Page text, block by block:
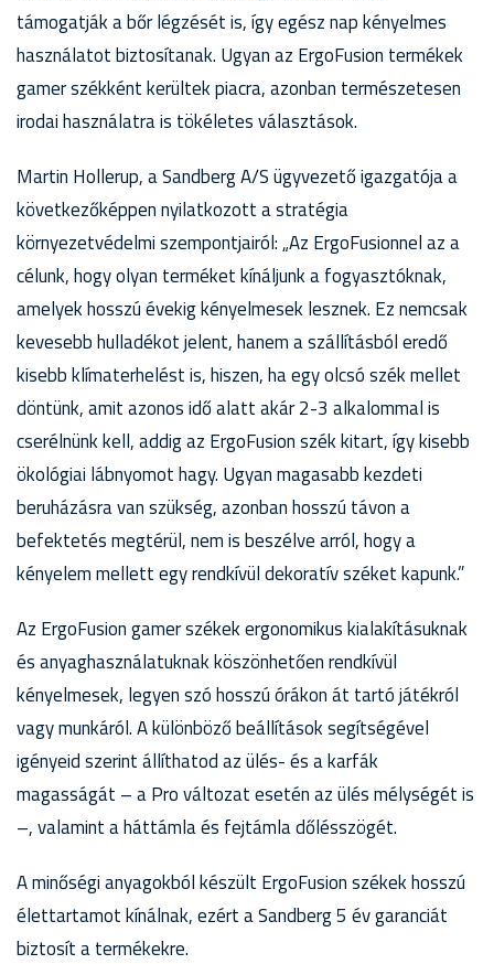
támogatják a bőr légzését is, így egész nap kényelmes
használatot biztosítanak. Ugyan az ErgoFusion termékek
gamer székként kerültek piacra, azonban természetesen
irodai használatra is tökéletes választások.
Martin Hollerup, a Sandberg A/S ügyvezető igazgatója a
következőképpen nyilatkozott a stratégia
környezetvédelmi szempontjairól: „Az ErgoFusionnel az a
célunk, hogy olyan terméket kínáljunk a fogyasztóknak,
amelyek hosszú évekig kényelmesek lesznek. Ez nemcsak
kevesebb hulladékot jelent, hanem a szállításból eredő
kisebb klímaterhelést is, hiszen, ha egy olcsó szék mellet
döntünk, amit azonos idő alatt akár 2-3 alkalommal is
cserélnünk kell, addig az ErgoFusion szék kitart, így kisebb
ökológiai lábnyomot hagy. Ugyan magasabb kezdeti
beruházásra van szükség, azonban hosszú távon a
befektetés megtérül, nem is beszélve arról, hogy a
kényelem mellett egy rendkívül dekoratív széket kapunk.”
Az ErgoFusion gamer székek ergonomikus kialakításuknak
és anyaghasználatuknak köszönhetően rendkívül
kényelmesek, legyen szó hosszú órákon át tartó játékról
vagy munkáról. A különböző beállítások segítségével
igényeid szerint állíthatod az ülés- és a karfák
magasságát – a Pro változat esetén az ülés mélységét is
–, valamint a háttámla és fejtámla dőlésszögét.
A minőségi anyagokból készült ErgoFusion székek hosszú
élettartamot kínálnak, ezért a Sandberg 5 év garanciát
biztosít a termékekre.